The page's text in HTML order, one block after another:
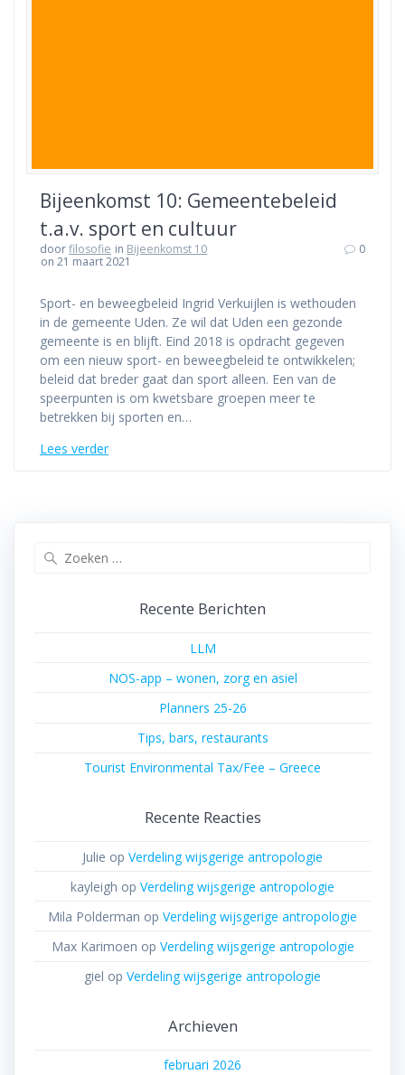
Bijeenkomst 10: Gemeentebeleid
t.a.v. sport en cultuur
doorfilosofie in Bijeenkomst 10
on 21 maart 2021
0
Sport- en beweegbeleid Ingrid Verkuijlen is wethouden
in de gemeente Uden. Ze wil dat Uden een gezonde
gemeente is en blijft. Eind 2018 is opdracht gegeven
om een nieuw sport- en beweegbeleid te ontwikkelen;
beleid dat breder gaat dan sport alleen. Een van de
speerpunten is om kwetsbare groepen meer te
betrekken bij sporten en…
Lees verder
Recente Berichten
LLM
NOS-app – wonen, zorg en asiel
Planners 25-26
Tips, bars, restaurants
Tourist Environmental Tax/Fee – Greece
Recente Reacties
Julie op Verdeling wijsgerige antropologie
kayleigh op Verdeling wijsgerige antropologie
Mila Polderman op Verdeling wijsgerige antropologie
Max Karimoen op Verdeling wijsgerige antropologie
giel op Verdeling wijsgerige antropologie
Archieven
februari 2026